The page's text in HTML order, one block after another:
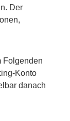
Der
Folgenden
Konto
danach